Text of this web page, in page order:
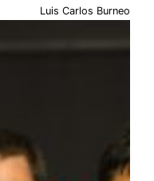
Luis Carlos Burneo